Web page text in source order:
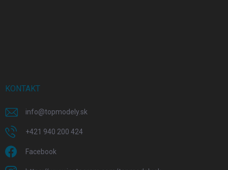
KONTAKT
info@topmodely.sk
+421 940 200 424
Facebook